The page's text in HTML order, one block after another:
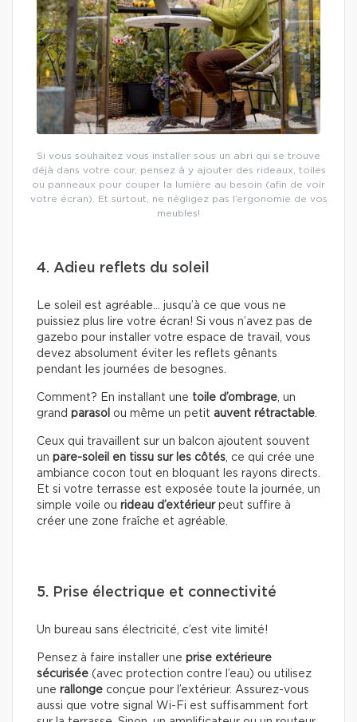
Si vous souhaitez vous installer sous un abri qui se trouve
déjà dans votre cour, pensez à y ajouter des rideaux, toiles
ou panneaux pour couper la lumière au besoin (afin de voir
votre écran). Et surtout, ne négligez pas l’ergonomie de vos
meubles!
4. Adieu reflets du soleil
Le soleil est agréable… jusqu’à ce que vous ne
puissiez plus lire votre écran! Si vous n’avez pas de
gazebo pour installer votre espace de travail, vous
devez absolument éviter les reflets gênants
pendant les journées de besognes.
Comment? En installant une toile d’ombrage, un
grand parasol ou même un petit auvent rétractable.
Ceux qui travaillent sur un balcon ajoutent souvent
un pare-soleil en tissu sur les côtés, ce qui crée une
ambiance cocon tout en bloquant les rayons directs.
Et si votre terrasse est exposée toute la journée, un
simple voile ou rideau d’extérieurpeut suffire à
créer une zone fraîche et agréable.
5. Prise électrique et connectivité
Un bureau sans électricité, c’est vite limité!
Pensez à faire installer une prise extérieure
sécurisée (avec protection contre l’eau) ou utilisez
une rallonge conçue pour l’extérieur. Assurez-vous
aussi que votre signal Wi-Fi est suffisamment fort